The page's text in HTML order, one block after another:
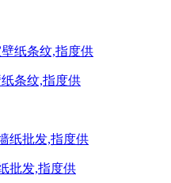
条纹,指度供
批发,指度供